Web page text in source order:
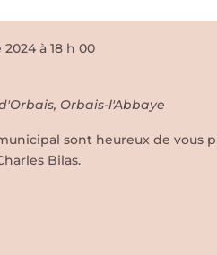
à 18 h 00
Orbais-l'Abbaye
sont heureux de vous
Bilas.